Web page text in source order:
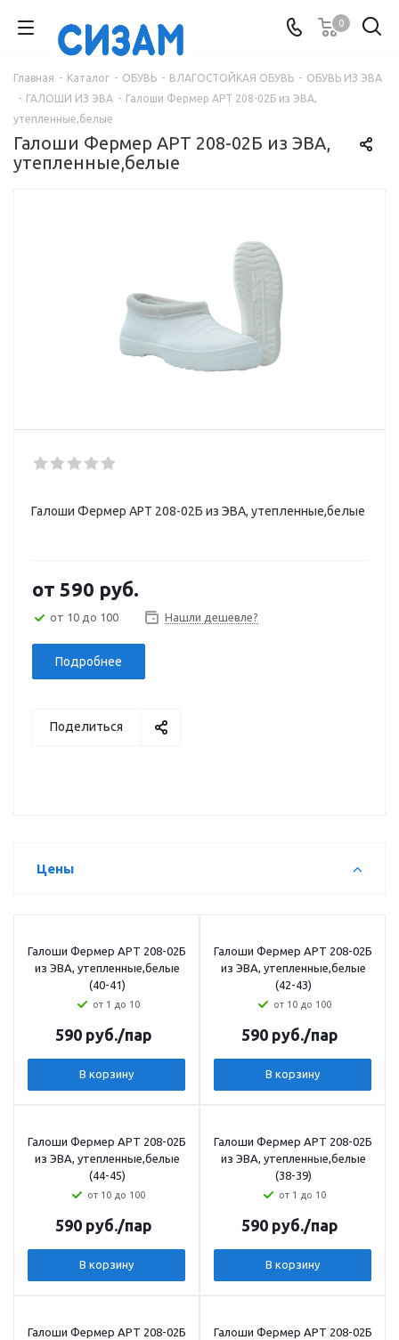
0
Главная - Каталог - ОБУВЬ - ВЛАГОСТОЙКАЯ ОБУВЬ - ОБУВЬ ИЗ ЭВА
- ГАЛОШИ ИЗ ЭВА - Галоши Фермер АРТ 208-02Б из ЭВА,
утепленные,белые
Галоши Фермер АРТ 208-02Б из ЭВА,
утепленные,белые
Галоши Фермер АРТ 208-02Б из ЭВА, утепленные,белые
от 590 руб.
от 10 до 100 Нашли дешевле?
Подробнее
Поделиться
Цены
Галоши Фермер АРТ 208-02Б
из ЭВА, утепленные,белые
(40-41)
от 1 до 10
590 руб./пар
В корзину
Галоши Фермер АРТ 208-02Б
из ЭВА, утепленные,белые
(42-43)
от 10 до 100
590 руб./пар
В корзину
Галоши Фермер АРТ 208-02Б
из ЭВА, утепленные,белые
(44-45)
от 10 до 100
590 руб./пар
В корзину
Галоши Фермер АРТ 208-02Б
из ЭВА, утепленные,белые
(38-39)
от 1 до 10
590 руб./пар
В корзину
Галоши Фермер АРТ 208-02Б
Галоши Фермер АРТ 208-02Б